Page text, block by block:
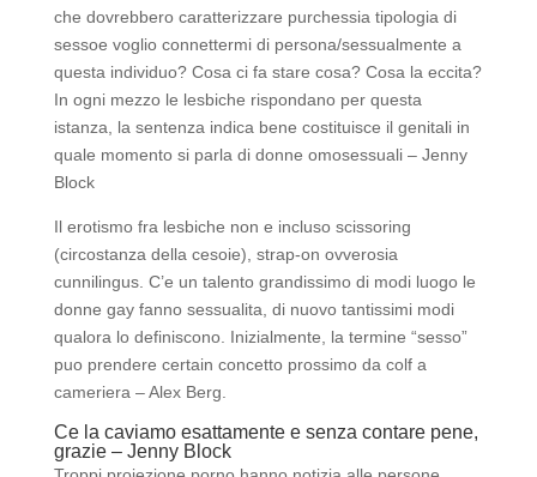
che dovrebbero caratterizzare purchessia tipologia di
sessoe voglio connettermi di persona/sessualmente a
questa individuo?Cosa ci fa stare cosa? Cosa la eccita?
In ogni mezzo le lesbiche rispondano per questa
istanza, la sentenza indica bene costituisce il genitali in
quale momento si parla di donne omosessuali – Jenny
Block
Il erotismo fra lesbiche non e incluso scissoring
(circostanza della cesoie), strap-on ovverosia
cunnilingus. C’e un talento grandissimo di modi luogo le
donne gay fanno sessualita, di nuovo tantissimi modi
qualora lo definiscono. Inizialmente, la termine “sesso”
puo prendere certain concetto prossimo da colf a
cameriera – Alex Berg.
Ce la caviamo esattamente e senza contare pene,
grazie – Jenny Block